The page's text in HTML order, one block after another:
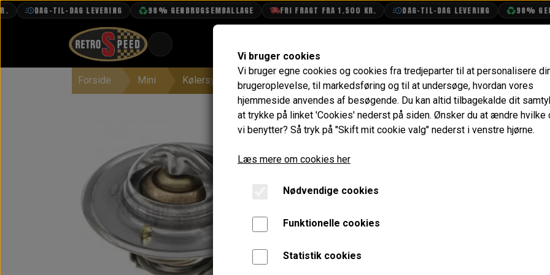
DAG-TIL-DAG LEVERING 98% GENBRUGSEMBALLAGE FRI FRAGT FRA 1.500 KR. DAG-TIL-DAG LEVERING 98%
VANDPOLERING
Forside Mini Kølersystem, Varme, Vand & Olie Vand Termostat Termostat 82 grader
Termostat 82 grader
Varenummer: GTS104
Mest gængse samt vores anbefaling i Danmark.
Passer til alle minier og måler 54mm i diameter.
Har din motor IKKE by pass kølerslangen mellem
6 huller rundt langs fladen af 1/8” for at kølervæsken
Vi bruger cookies
Vi bruger egne cookies og cookies fra tredjeparter til at personalisere
brugeroplevelse, til markedsføring og til at undersøge, hvordan vores
hjemmeside anvendes af besøgende. Du kan altid tilbagekalde dit
at trykke på linket 'Cookies' nederst på siden. Ønsker du at ændre hvilke
vi benytter? Så tryk på "Skift mit cookie valg" nederst i venstre hjørne.
Læs mere om cookies her
Nødvendige cookies
Funktionelle cookies
Statistik cookies